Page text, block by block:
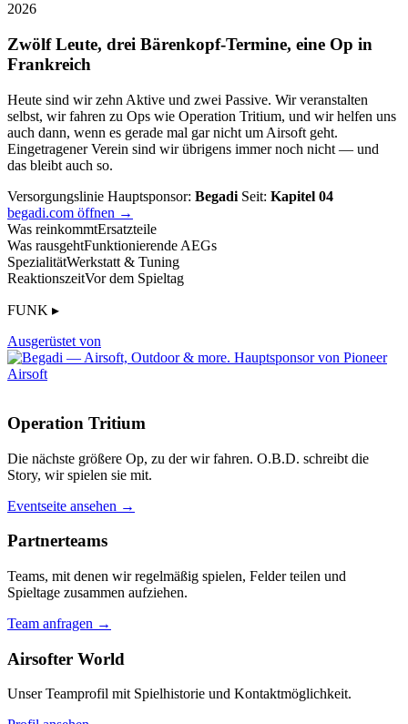
2026
Zwölf Leute, drei Bärenkopf-Termine, eine Op in
Frankreich
Heute sind wir zehn Aktive und zwei Passive. Wir veranstalten
selbst, wir fahren zu Ops wie Operation Tritium, und wir helfen uns
auch dann, wenn es gerade mal gar nicht um Airsoft geht.
Eingetragener Verein sind wir übrigens immer noch nicht — und
das bleibt auch so.
Versorgungslinie Hauptsponsor: Begadi Seit: Kapitel 04
begadi.com öffnen →
Was reinkommtErsatzteile
Was rausgehtFunktionierende AEGs
SpezialitätWerkstatt & Tuning
ReaktionszeitVor dem Spieltag
FUNK ▸
Ausgerüstet von
Operation Tritium
Die nächste größere Op, zu der wir fahren. O.B.D. schreibt die
Story, wir spielen sie mit.
Eventseite ansehen →
Partnerteams
Teams, mit denen wir regelmäßig spielen, Felder teilen und
Spieltage zusammen aufziehen.
Team anfragen →
Airsofter World
Unser Teamprofil mit Spielhistorie und Kontaktmöglichkeit.